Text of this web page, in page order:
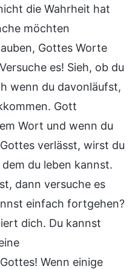
die Wahrheit hat
möchten
Gottes Worte
es! Sieh, ob du
wenn du davonläufst,
Gott
Wort und wenn du
verlässt, wirst du
du leben kannst.
dann versuche es
einfach fortgehen?
dich. Du kannst
Wenn einige